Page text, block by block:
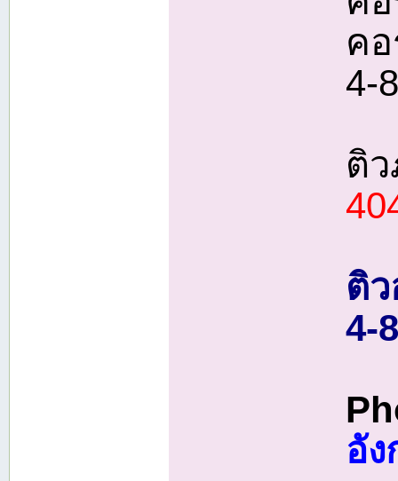
ค
4-
ติ
ติ
4-
อั